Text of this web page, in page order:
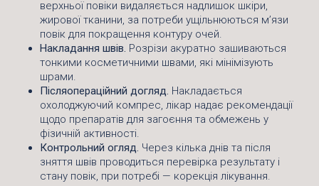
верхньої повіки видаляється надлишок шкіри,
жирової тканини, за потреби ущільнюються м’язи
повік для покращення контуру очей.
Накладання швів. Розрізи акуратно зашиваються
тонкими косметичними швами, які мінімізують
шрами.
Післяопераційний догляд. Накладається
охолоджуючий компрес, лікар надає рекомендації
щодо препаратів для загоєння та обмежень у
фізичній активності.
Контрольний огляд. Через кілька днів та після
зняття швів проводиться перевірка результату і
стану повік, при потребі — корекція лікування.